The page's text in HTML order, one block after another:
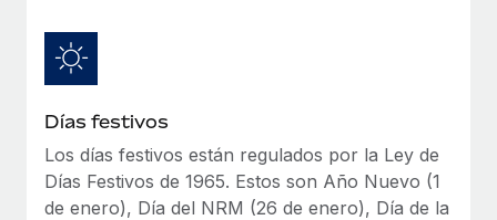
en todo el mundo.
Abre entidades conforme a la legalidad enseguida.
Movilidad y reubicación
Reubica a los empleados con facilidad.
BLOG
Novedades de producto de Remote:
Integraciones con Gusto y Xero y Contractor
Management Plus
La misión de Remote sigue siendo ayudar a empresas de
Días festivos
Los días festivos están regulados por la Ley de
Días Festivos de 1965. Estos son Año Nuevo (1
de enero), Día del NRM (26 de enero), Día de la